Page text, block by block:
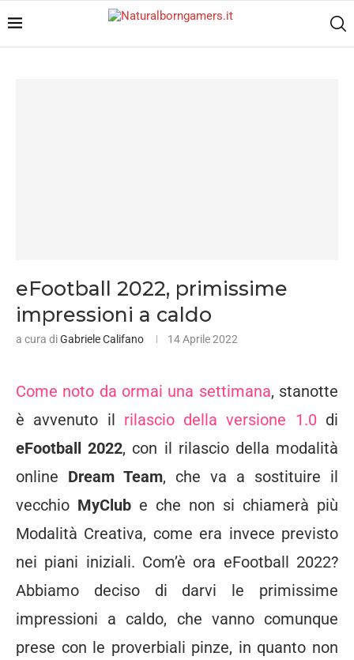
eFootball 2022, primissime
impressioni a caldo
a cura diGabriele Califano 14 Aprile 2022
Come noto da ormai una settimana, stanotte
è avvenuto il
rilascio della versione 1.0 di
eFootball 2022, con il rilascio della modalità
online Dream Team, che va a sostituire il
vecchio MyClub e che non si chiamerà più
Modalità Creativa, come era invece previsto
nei piani iniziali. Com’è ora eFootball 2022?
Abbiamo deciso di darvi le primissime
impressioni a caldo, che vanno comunque
prese con le proverbiali pinze, in quanto non